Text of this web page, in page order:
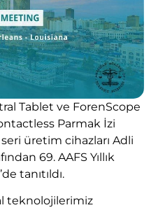
Tablet ve ForenScope
Parmak İzi
üretim cihazları Adli
69. AAFS Yıllık
tanıtıldı.
teknolojilerimiz